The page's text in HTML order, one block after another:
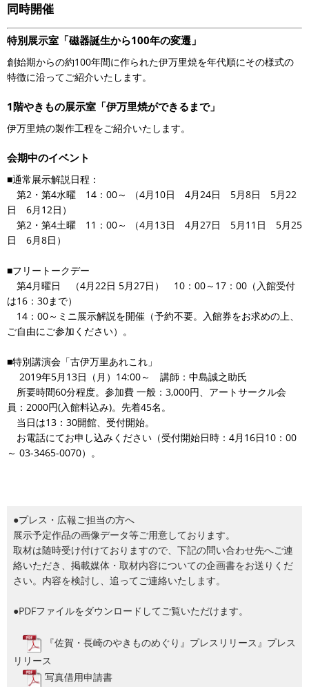
同時開催
特別展示室「磁器誕生から100年の変遷」
創始期からの約100年間に作られた伊万里焼を年代順にその様式の
特徴に沿ってご紹介いたします。
1階やきもの展示室「伊万里焼ができるまで」
伊万里焼の製作工程をご紹介いたします。
会期中のイベント
■通常展示解説日程：
第2・第4水曜 14：00～ （4月10日 4月24日 5月8日 5月22
日 6月12日）
第2・第4土曜 11：00～ （4月13日 4月27日 5月11日 5月25
日 6月8日）
■フリートークデー
第4月曜日 （4月22日 5月27日） 10：00～17：00（入館受付
は16：30まで）
14：00～ミニ展示解説を開催（予約不要。入館券をお求めの上、
ご自由にご参加ください）。
■特別講演会「古伊万里あれこれ」
2019年5月13日（月）14:00～ 講師：中島誠之助氏
所要時間60分程度。参加費 一般：3,000円、アートサークル会
員：2000円(入館料込み)。先着45名。
当日は13：30開館、受付開始。
お電話にてお申し込みください（受付開始日時：4月16日10：00
～ 03-3465-0070）。
●プレス・広報ご担当の方へ
展示予定作品の画像データ等ご用意しております。
取材は随時受け付けておりますので、下記の問い合わせ先へご連
絡いただき、掲載媒体・取材内容についての企画書をお送りくだ
さい。内容を検討し、追ってご連絡いたします。
●PDFファイルをダウンロードしてご覧いただけます。
『佐賀・長崎のやきものめぐり』プレスリリース』プレス
リリース
写真借用申請書